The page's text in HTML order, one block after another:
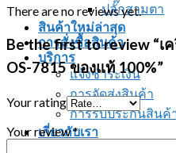
ปลั๊กสามตา
สินค้าใหม่ล่าสุด
การสั่งซื้อสินค้า
บริการ
แจ้งชำระเงิน
การจัดส่งสินค้า
การรับประกันสินค้
เกี่ยวกับเรา
There are no reviews yet.
Be the first to review “เ
OS-7815 ของแท้ 100%”
Your rating
Your review*